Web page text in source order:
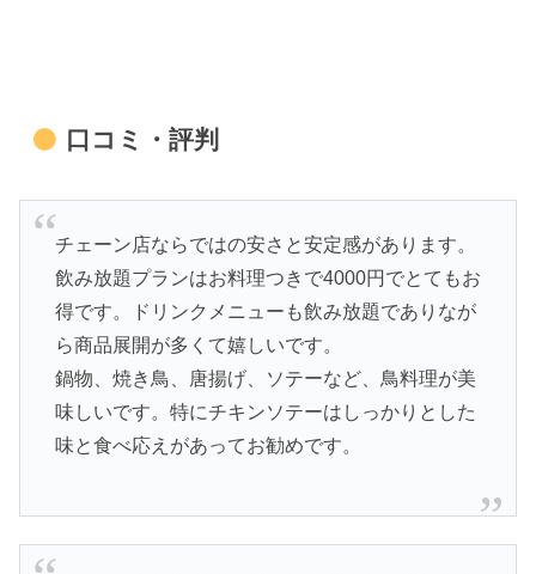
口コミ・評判
チェーン店ならではの安さと安定感があります。
飲み放題プランはお料理つきで4000円でとてもお
得です。ドリンクメニューも飲み放題でありなが
ら商品展開が多くて嬉しいです。
鍋物、焼き鳥、唐揚げ、ソテーなど、鳥料理が美
味しいです。特にチキンソテーはしっかりとした
味と食べ応えがあってお勧めです。